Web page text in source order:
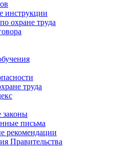
инструкции
охране труда
труда
законы
письма
рекомендации
Правительства